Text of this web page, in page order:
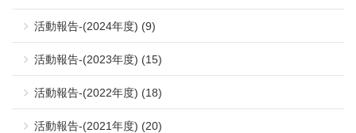
活動報告-(2024年度) (9)
活動報告-(2023年度) (15)
活動報告-(2022年度) (18)
活動報告-(2021年度) (20)